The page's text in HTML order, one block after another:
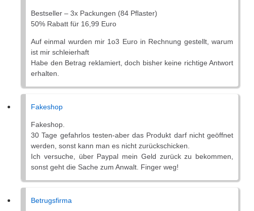
Bestseller – 3x Packungen (84 Pflaster)
50% Rabatt für 16,99 Euro
Auf einmal wurden mir 1o3 Euro in Rechnung gestellt, warum
ist mir schleierhaft
Habe den Betrag reklamiert, doch bisher keine richtige Antwort
erhalten.
Fakeshop
Fakeshop.
30 Tage gefahrlos testen-aber das Produkt darf nicht geöffnet
werden, sonst kann man es nicht zurückschicken.
Ich versuche, über Paypal mein Geld zurück zu bekommen,
sonst geht die Sache zum Anwalt. Finger weg!
Betrugsfirma